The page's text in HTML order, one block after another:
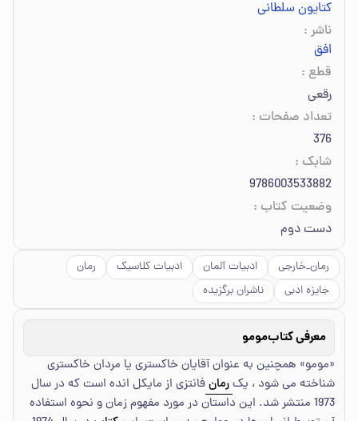
کتایون سلطانی
ناشر :
افق
قطع :
رقعی
تعداد صفحات :
376
شابک :
9786003533882
وضعیت کتاب :
دست دوم
رمان_خارجی ادبیات آلمان ادبیات کلاسیک
رمان
جایزه ادبی
ناشران برگزیده
معرفی کتابمومو
«مومو» همچنین به عنوان آقایان خاکستری یا مردان خاکستری
شناخته می شود ، یکرمانفانتزی از مایکل انده است که در سال
1973 منتشر شد. این داستان در مورد مفهوم زمان و نحوه استفاده